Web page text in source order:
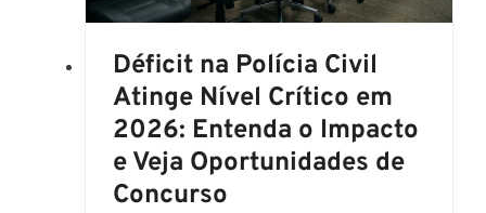
!
2
0
2
6
:
C
o
m
Déficit na Polícia Civil
Atinge Nível Crítico em
2026: Entenda o Impacto
e Veja Oportunidades de
Concurso